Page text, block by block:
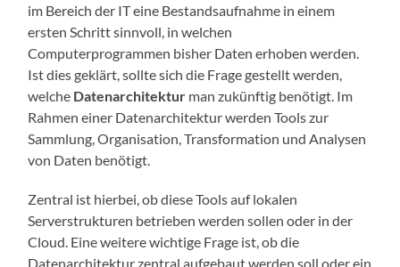
im Bereich der IT eine Bestandsaufnahme in einem
ersten Schritt sinnvoll, in welchen
Computerprogrammen bisher Daten erhoben werden.
Ist dies geklärt, sollte sich die Frage gestellt werden,
welche Datenarchitektur man zukünftig benötigt. Im
Rahmen einer Datenarchitektur werden Tools zur
Sammlung, Organisation, Transformation und Analysen
von Daten benötigt.
Zentral ist hierbei, ob diese Tools auf lokalen
Serverstrukturen betrieben werden sollen oder in der
Cloud. Eine weitere wichtige Frage ist, ob die
Datenarchitektur zentral aufgebaut werden soll oder ein